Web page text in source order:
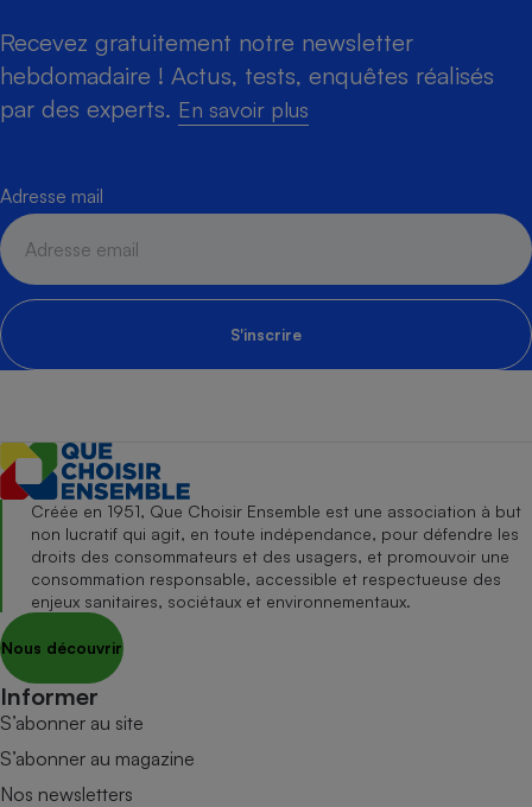
Recevez gratuitement notre newsletter
hebdomadaire ! Actus, tests, enquêtes réalisés
par des experts. En savoir plus
Adresse mail
S'inscrire
Créée en 1951, Que Choisir Ensemble est une association à but
non lucratif qui agit, en toute indépendance, pour défendre les
droits des consommateurs et des usagers, et promouvoir une
consommation responsable, accessible et respectueuse des
enjeux sanitaires, sociétaux et environnementaux.
Nous découvrir
Informer
S’abonner au site
S’abonner au magazine
Nos newsletters